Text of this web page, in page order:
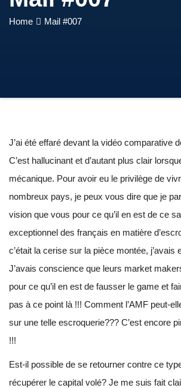
Home Mail #007
J’ai été effaré devant la vidéo comparative
C’est hallucinant et d’autant plus clair
mécanique. Pour avoir eu le privilège de
nombreux pays, je peux vous dire que je
vision que vous pour ce qu’il en est de ce
exceptionnel des français en matière
c’était la cerise sur la pièce montée, j’avais
J’avais conscience que leurs market
pour ce qu’il en est de fausser le game et
pas à ce point là !!! Comment l’AMF peut-
sur une telle escroquerie??? C’est encore
!!!
Est-il possible de se retourner contre ce
récupérer le capital volé? Je me suis fait